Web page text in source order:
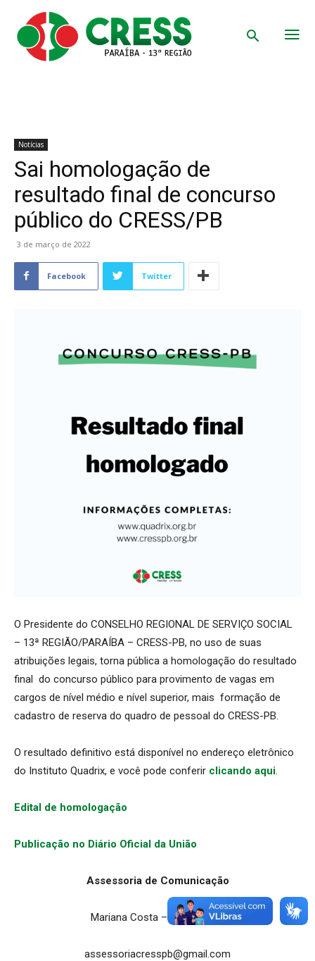
Notícias
Sai homologação de
resultado final de concurso
público do CRESS/PB
3 de março de 2022
Facebook Twitter
O Presidente do CONSELHO REGIONAL DE SERVIÇO SOCIAL
– 13ª REGIÃO/PARAÍBA – CRESS-PB, no uso de suas
atribuições legais, torna pública a homologação do resultado
final do concurso público para provimento de vagas em
cargos de nível médio e nível superior, mais formação de
cadastro de reserva do quadro de pessoal do CRESS-PB.
O resultado definitivo está disponível no endereço eletrônico
do Instituto Quadrix, e você pode conferir clicando aqui.
Edital de homologação
Publicação no Diário Oficial da União
Assessoria de Comunicação
Mariana Costa – JP/PB 3569
assessoriacresspb@gmail.com